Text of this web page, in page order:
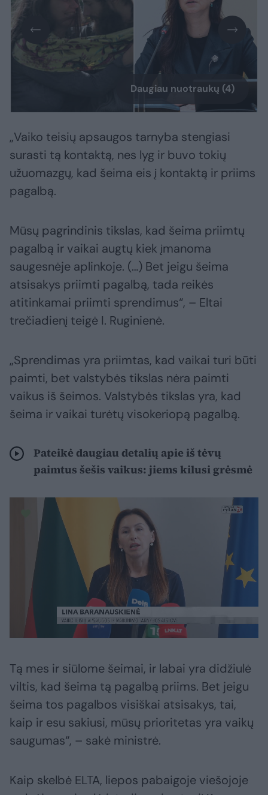
Daugiau nuotraukų (4)
„Vaiko teisių apsaugos tarnyba stengiasi
surasti tą kontaktą, nes lyg ir buvo tokių
užuomazgų, kad šeima eis į kontaktą ir priims
pagalbą.
Mūsų pagrindinis tikslas, kad šeima priimtų
pagalbą ir vaikai augtų kiek įmanoma
saugesnėje aplinkoje. (…) Bet jeigu šeima
atsisakys priimti pagalbą, tada reikės
atitinkamai priimti sprendimus“, – Eltai
trečiadienį teigė I. Ruginienė.
„Sprendimas yra priimtas, kad vaikai turi būti
paimti, bet valstybės tikslas nėra paimti
vaikus iš šeimos. Valstybės tikslas yra, kad
šeima ir vaikai turėtų visokeriopą pagalbą.
Pateikė daugiau detalių apie iš tėvų
paimtus šešis vaikus: jiems kilusi grėsmė
Tą mes ir siūlome šeimai, ir labai yra didžiulė
viltis, kad šeima tą pagalbą priims. Bet jeigu
šeima tos pagalbos visiškai atsisakys, tai,
kaip ir esu sakiusi, mūsų prioritetas yra vaikų
saugumas“, – sakė ministrė.
Kaip skelbė ELTA, liepos pabaigoje viešojoje